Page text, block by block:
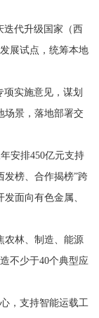
迭代升级国家（西
展试点，统筹本地
项实施意见，谋划
场景，落地部署交
安排450亿元支持
发榜、合作揭榜”跨
面向有色金属、
农林、制造、能源
不少于40个典型应
，支持智能运载工